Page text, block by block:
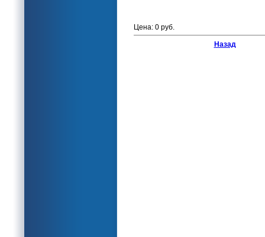
Цена: 0 руб.
Назад